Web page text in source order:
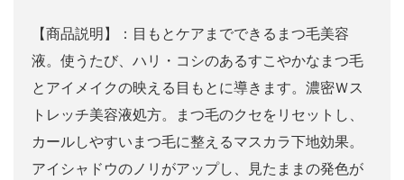
【商品説明】：目もとケアまでできるまつ毛美容
液。使うたび、ハリ・コシのあるすこやかなまつ毛
とアイメイクの映える目もとに導きます。濃密Ｗス
トレッチ美容液処方。まつ毛のクセをリセットし、
カールしやすいまつ毛に整えるマスカラ下地効果。
アイシャドウのノリがアップし、見たままの発色が